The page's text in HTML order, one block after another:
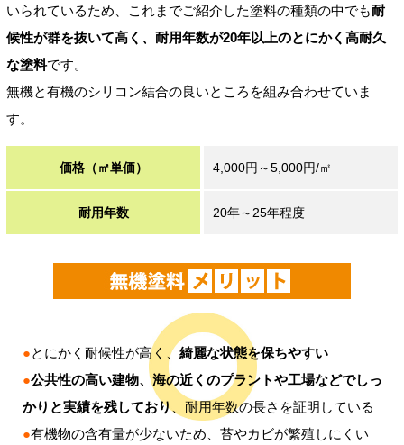
いられているため、これまでご紹介した塗料の種類の中でも耐
候性が群を抜いて高く、耐用年数が20年以上のとにかく高耐久
な塗料です。
無機と有機のシリコン結合の良いところを組み合わせていま
す。
価格（㎡単価） 4,000円～5,000円/㎡
耐用年数 20年～25年程度
●とにかく耐候性が高く、 綺麗な状態を保ちやすい
●公共性の高い建物、海の近くのプラントや工場などでしっ
かりと実績を残しており、耐用年数の長さを証明している
●有機物の含有量が少ないため、苔やカビが繁殖しにくい